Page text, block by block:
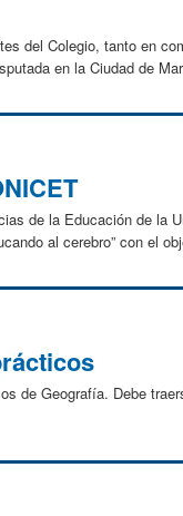
del Colegio, tanto en
en la Ciudad de
de la Educación de la
al cerebro” con el
de Geografía. Debe